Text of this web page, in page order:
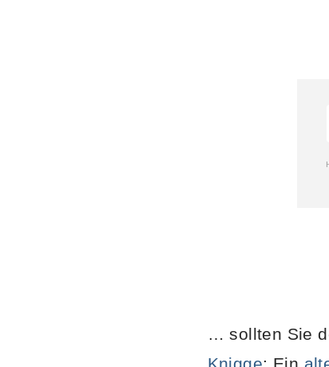
… sollten Sie
Knigge: Ein